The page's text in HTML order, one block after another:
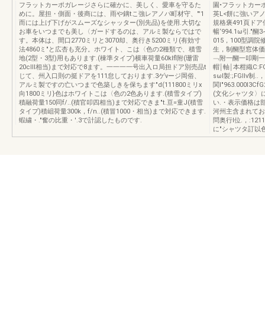
フラットカーポガレージさらに確かに、美しく、愛車を守るた
めに。屋担・側面・後商には、雨や鏑tこ強レアノパ町材守、"'1
而には上げ下げがスムーズなシャッター(別先品)を使用.大切な
お車をいつまでも美し〈ガードするのは、アルミ製ならではで
す。本体は、間口2770ミリと3070却、奥行き5200ミリ(有効寸
法4860ミ"と広杏も充分。ホワイト、こは〈色の2種類で、積雪
地(2型・3型)用もあります.(棟準タイプ)横車荷量60klfl附(珊雷
20cIII相当)まで対応で8ます。一一一一号出入ロ局担ドア別売品t
じて、州入口則の挺ドアを111怠しております.3ゲνージ岡俗、
アルミ製ですの亡いつまで色築しきを保ちます"d(111800ミリx
向1800ミリ}色はホワイトこは〈色の2色あります.(積雪タイプ)
積融荷量150同f/..(積官叩四相当)まで対応できま"t.亘=童J(積雪
タイプ)積岨荷量300k，f/n..(積冒1000・相当)まで対応できます.
蝦繍・."奮の比重・'.3で計認したものです.
園•フラットカー
英L<餅に強いア
規格褒491頁ド
暢‘994.1ω引."醐
015，100型調院
生，制醐型窓体
﹁附一醐一叩剛
帽￨軸￨本柑織
sωl製:;FGIIv制..
関
(文化シャツタ〉
い.・表示価格は
河州主含まれて
問奥行l位.，
に"シャツタ訂以